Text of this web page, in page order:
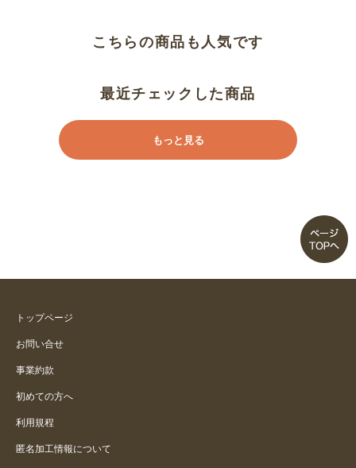
気に入ってくれました
こちらの商品も人気です
最近チェックした商品
もっと見る
トップページ
お問い合せ
事業約款
初めての方へ
利用規程
匿名加工情報について